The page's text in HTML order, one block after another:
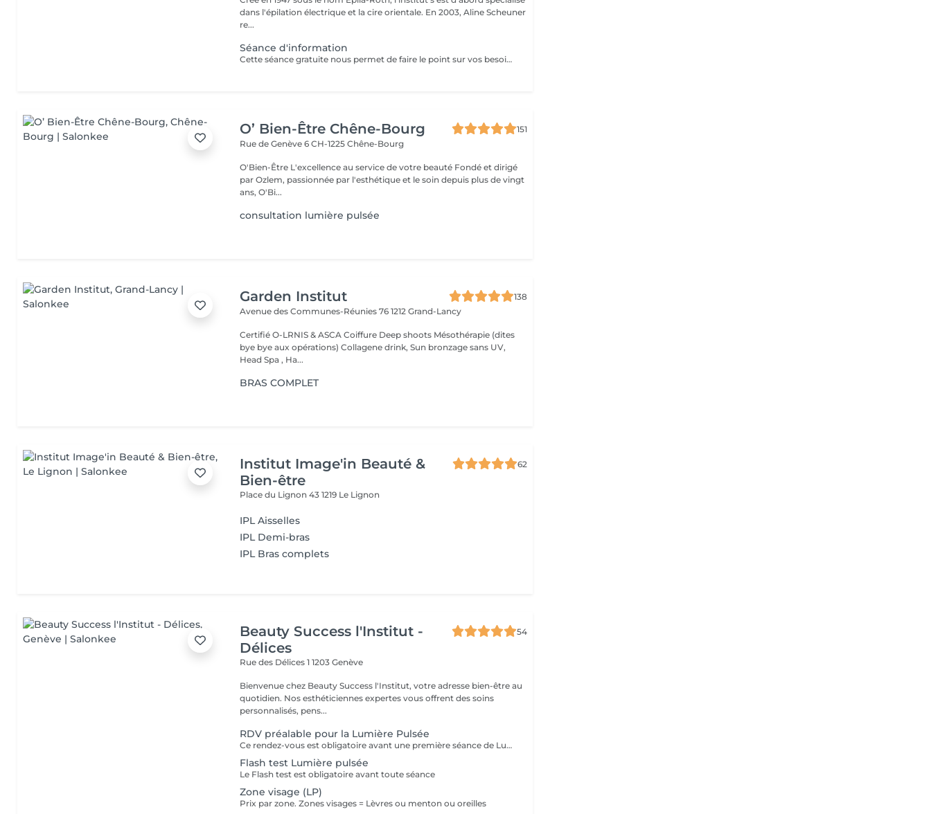
dans l'épilation électrique et la cire orientale. En 2003, Aline Scheuner
re...
Séance d'information
Cette séance gratuite nous permet de faire le point sur vos besoins et de vous donner une explication claire sur le déroulement de votre traitement
O’ Bien-Être Chêne-Bourg
151
Rue de Genève 6CH-1225 Chêne-Bourg
O'Bien-Être L'excellence au service de votre beauté Fondé et dirigé
par Ozlem, passionnée par l'esthétique et le soin depuis plus de vingt
ans, O'Bi...
consultation lumière pulsée
Garden Institut
138
Avenue des Communes-Réunies 761212 Grand-Lancy
Certifié O-LRNIS & ASCA Coiffure Deep shoots Mésothérapie (dites
bye bye aux opérations) Collagene drink, Sun bronzage sans UV,
Head Spa , Ha...
BRAS COMPLET
Institut Image'in Beauté &
Bien-être
62
Place du Lignon 431219 Le Lignon
IPL Aisselles
IPL Demi-bras
IPL Bras complets
Beauty Success l'Institut -
Délices
54
Rue des Délices 11203 Genève
Bienvenue chez Beauty Success l'Institut, votre adresse bien-être au
quotidien. Nos esthéticiennes expertes vous offrent des soins
personnalisés, pens...
RDV préalable pour la Lumière Pulsée
Ce rendez-vous est obligatoire avant une première séance de Lumière pulsée chez nous afin de vérifier votre éligibilité au traitement, les contre-indications, et le réglage de la machine
Flash test Lumière pulsée
Le Flash test est obligatoire avant toute séance
Zone visage (LP)
Prix par zone. Zones visages = Lèvres ou menton ou oreilles